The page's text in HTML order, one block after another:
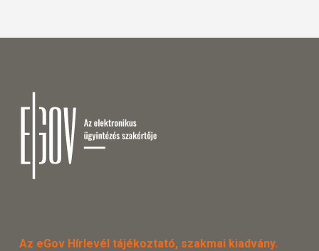
Az eGov Hírlevél tájékoztató, szakmai kiadvány.